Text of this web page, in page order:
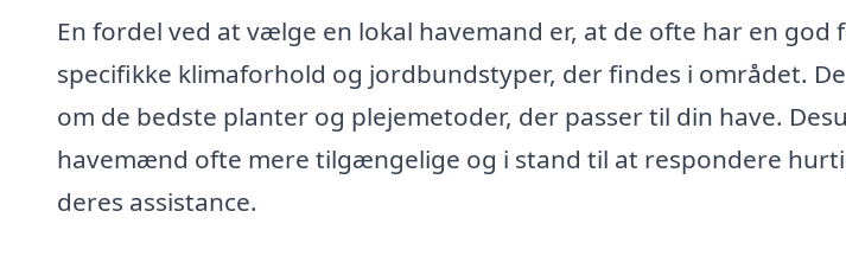
En fordel ved at vælge en lokal havemand er, at de ofte har en god
specifikke klimaforhold og jordbundstyper, der findes i området.
om de bedste planter og plejemetoder, der passer til din have.
havemænd ofte mere tilgængelige og i stand til at respondere
deres assistance.